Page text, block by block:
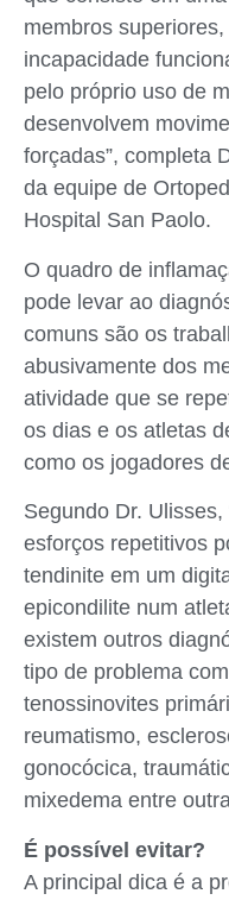
membros
incapacidade
pelo próprio uso de
desenvolvem
forçadas”, completa
da equipe de
Hospital San Paolo.
O quadro de
pode levar ao
comuns são os
abusivamente dos
atividade que se
os dias e os atletas
como os jogadores
Segundo Dr.
esforços repetitivos
tendinite em um
epicondilite num
existem outros
tipo de problema
tenossinovites
reumatismo,
gonocócica,
mixedema entre
É possível evitar?
A principal dica é a